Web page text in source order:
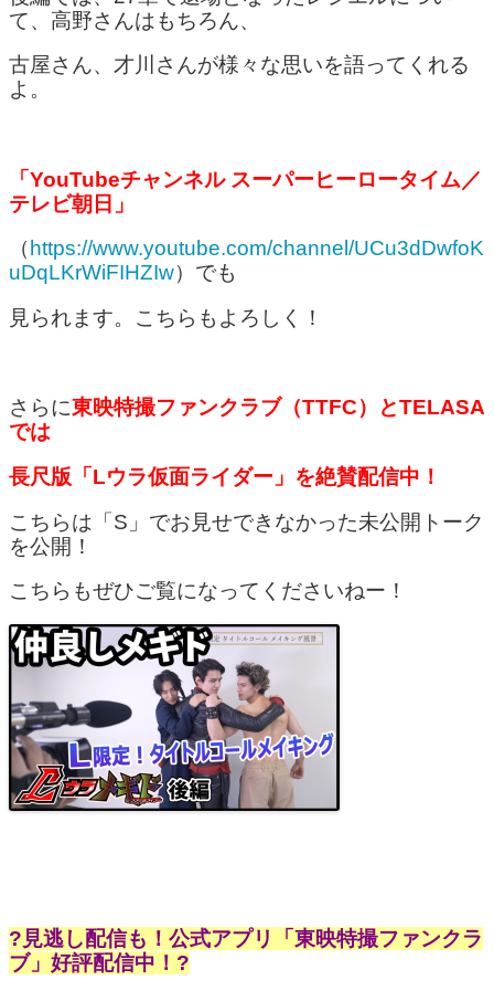
て、高野さんはもちろん、
古屋さん、才川さんが様々な思いを語ってくれる
よ。
「YouTubeチャンネル スーパーヒーロータイム／
テレビ朝日」
（ https://www.youtube.com/channel/UCu3dDwfoK
uDqLKrWiFIHZIw）でも
見られます。こちらもよろしく！
さらに東映特撮ファンクラブ（TTFC）とTELASA
では
長尺版「Lウラ仮面ライダー」を絶賛配信中！
こちらは「S」でお見せできなかった未公開トーク
を公開！
こちらもぜひご覧になってくださいねー！
?見逃し配信も！公式アプリ「東映特撮ファンクラ
ブ」好評配信中！?